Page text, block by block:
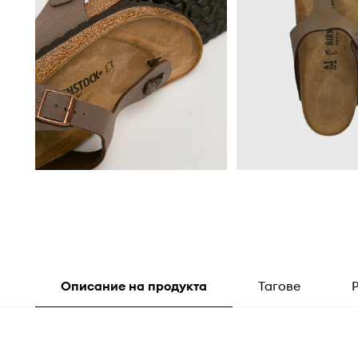
Описание на продукта Тагове